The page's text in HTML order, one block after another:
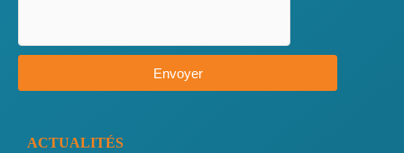
Envoyer
ACTUALITÉS